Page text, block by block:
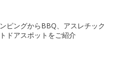
ピングからBBQ、アスレチック
ドアスポットをご紹介